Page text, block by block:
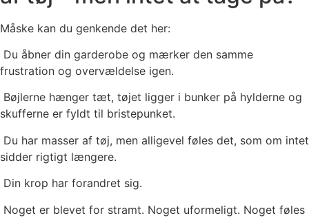
Måske kan du genkende det her:
Du åbner din garderobe og mærker den samme
frustration og overvældelse igen.
Bøjlerne hænger tæt, tøjet ligger i bunker på hylderne og
skufferne er fyldt til bristepunket.
Du har masser af tøj, men alligevel føles det, som om intet
sidder rigtigt længere.
Din krop har forandret sig.
Noget er blevet for stramt. Noget uformeligt. Noget føles